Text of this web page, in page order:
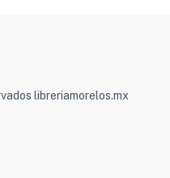
libreriamorelos.mx